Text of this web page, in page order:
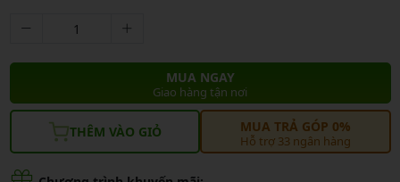
MUA NGAY
Giao hàng tận nơi
THÊM VÀO GIỎ MUA TRẢ GÓP 0%
Hỗ trợ 33 ngân hàng